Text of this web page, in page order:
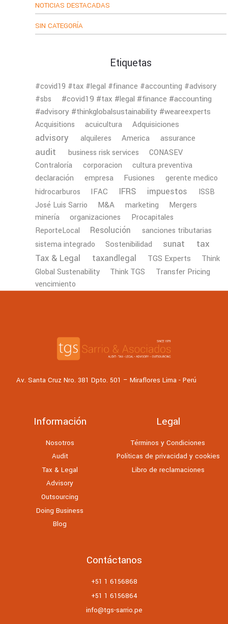
NOTICIAS DESTACADAS
SIN CATEGORÍA
Etiquetas
#covid19 #tax #legal #finance #accounting #advisory
#sbs
#covid19 #tax #legal #finance #accounting
#advisory #thinkglobalsustainability #weareexperts
Acquisitions acuicultura Adquisiciones
advisory alquileres America assurance
audit business risk services
CONASEV
Contraloría
corporacion cultura preventiva
declaración empresa Fusiones
gerente medico
hidrocarburos
IFAC IFRS impuestos
ISSB
José Luis Sarrio
M&A marketing Mergers
minería organizaciones
Procapitales
ReporteLocal
Resolución
sanciones tributarias
sistema integrado
Sostenibilidad sunat
tax
Tax & Legal
taxandlegal TGS Experts
Think
Global Sustenability
Think TGS Transfer Pricing
vencimiento
Av. Santa Cruz Nro. 381 Dpto. 501 – Miraflores Lima - Perú
Información
Nosotros
Audit
Tax & Legal
Advisory
Outsourcing
Doing Business
Blog
Legal
Términos y Condiciones
Políticas de privacidad y cookies
Libro de reclamaciones
Contáctanos
+51 1 6156868
+51 1 6156864
info@tgs-sarrio.pe